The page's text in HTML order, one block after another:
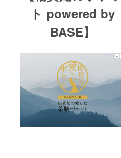
ト powered by
BASE】